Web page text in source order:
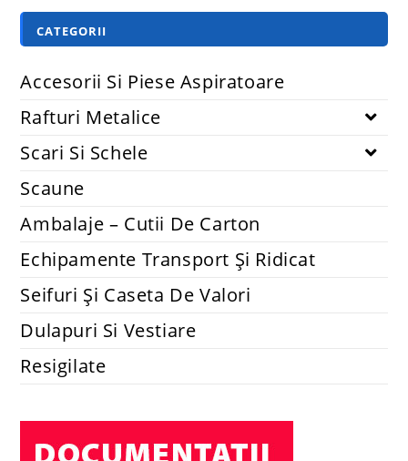
Set 2 lavete mopuri compatibile cu robot Xiaomi Mi Robot